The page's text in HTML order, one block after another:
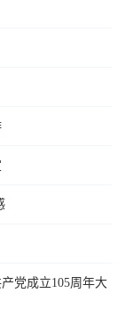
党成立105周年大